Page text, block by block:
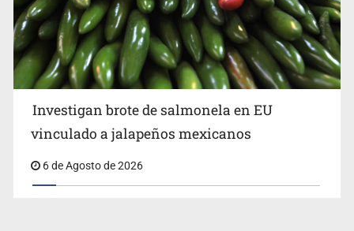
Investigan brote de salmonela en EU
vinculado a jalapeños mexicanos
6 de Agosto de 2026